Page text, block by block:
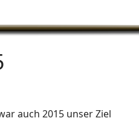
auch 2015 unser Ziel